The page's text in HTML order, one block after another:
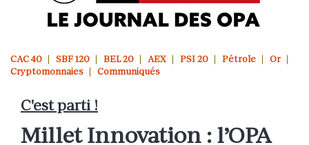
CAC 40 SBF 120 BEL 20 AEX PSI 20 Pétrole
Or
Cryptomonnaies
Communiqués
C'est parti !
Millet Innovation : l’OPA